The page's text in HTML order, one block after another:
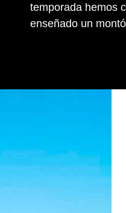
temporada hemos
enseñado un